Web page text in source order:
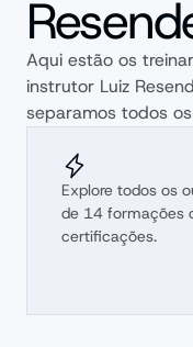
Aqui estão os
instrutor Luiz
separamos todos
Explore todos os
de 14 formações
certificações.